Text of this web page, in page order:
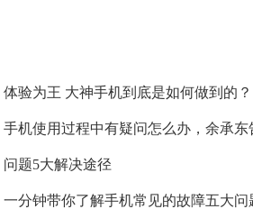
体验为王 大神手机到底是如何做到的？
手机使用过程中有疑问怎么办，余承东
问题5大解决途径
一分钟带你了解手机常见的故障五大问